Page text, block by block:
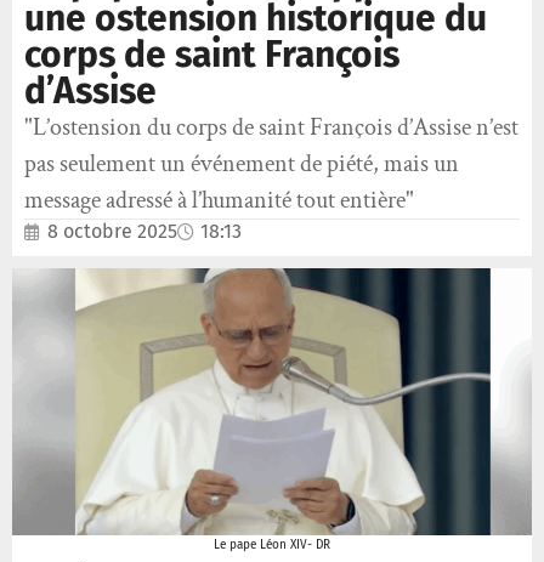
une ostension historique du
corps de saint François
d’Assise
"L’ostension du corps de saint François d’Assise n’est
pas seulement un événement de piété, mais un
message adressé à l’humanité tout entière"
8 octobre 2025 18:13
Le pape Léon XIV- DR